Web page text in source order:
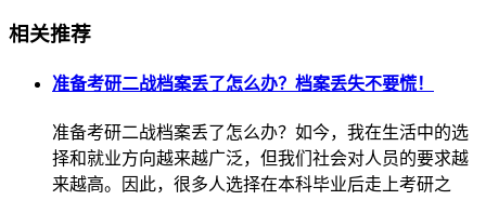
相关推荐
准备考研二战档案丢了怎么办？档案丢失不要慌！
准备考研二战档案丢了怎么办？如今，我在生活中的选
择和就业方向越来越广泛，但我们社会对人员的要求越
来越高。因此，很多人选择在本科毕业后走上考研之